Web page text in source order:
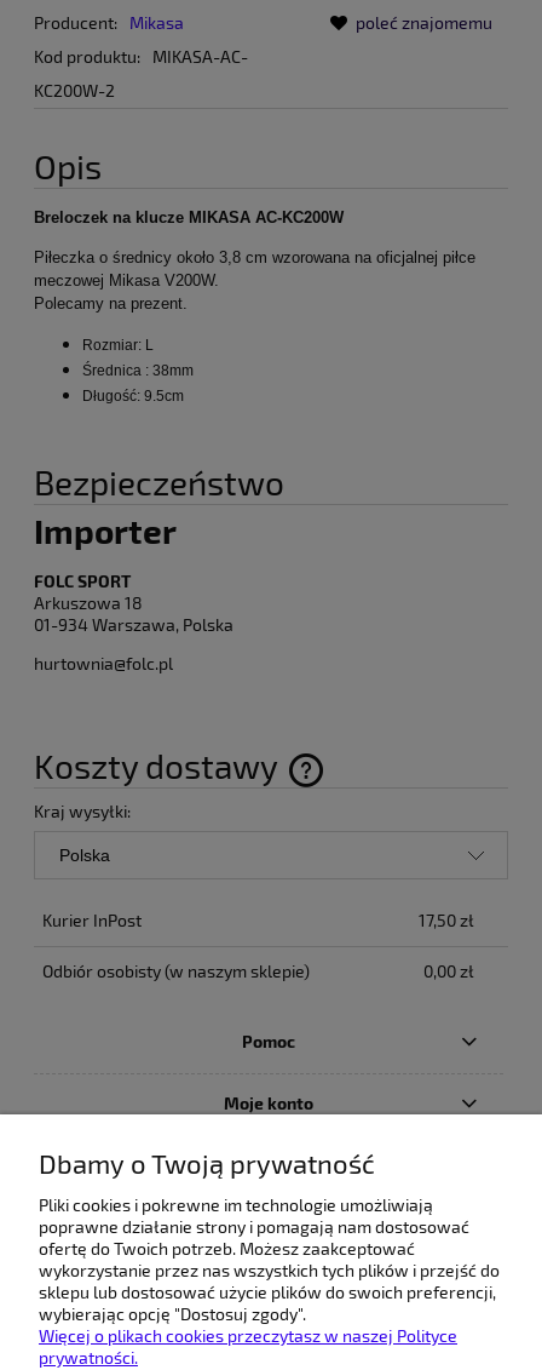
Producent:
Mikasa
Kod produktu:
MIKASA-AC-
KC200W-2
poleć znajomemu
Opis
Breloczek na klucze MIKASA AC-KC200W
Piłeczka o średnicy około 3,8 cm wzorowana na oficjalnej piłce
meczowej Mikasa V200W.
Polecamy na prezent.
Rozmiar: L
Średnica : 38mm
Długość: 9.5cm
Bezpieczeństwo
Importer
FOLC SPORT
Arkuszowa 18
01-934 Warszawa, Polska
hurtownia@folc.pl
Koszty dostawy
Cena nie zawiera ewentualnych kosztów płatności
Kraj wysyłki:
Kurier InPost 17,50 zł
Odbiór osobisty(w naszym sklepie) 0,00 zł
Pomoc
Moje konto
Płatności i dostawa
O nas
Dbamy o Twoją prywatność
Pliki cookies i pokrewne im technologie umożliwiają
poprawne działanie strony i pomagają nam dostosować
ofertę do Twoich potrzeb. Możesz zaakceptować
wykorzystanie przez nas wszystkich tych plików i przejść do
sklepu lub dostosować użycie plików do swoich preferencji,
wybierając opcję "Dostosuj zgody".
Więcej o plikach cookies przeczytasz w naszej Polityce
prywatności.